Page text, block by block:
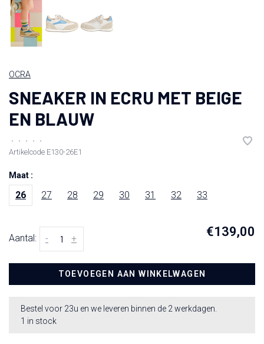
OCRA
SNEAKER IN ECRU MET BEIGE
EN BLAUW
• • • •
•
Artikelcode E130-26E1
Maat :
26 27 28 29 30 31 32 33
Aantal: +
- €139,00
TOEVOEGEN AAN WINKELWAGEN
Bestel voor 23u en we leveren binnen de 2 werkdagen.
1 in stock